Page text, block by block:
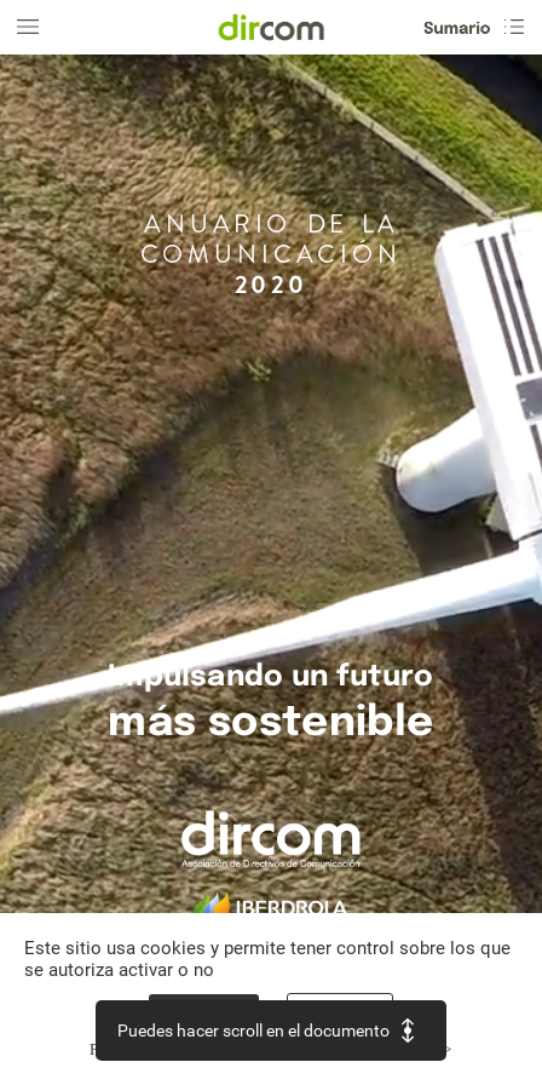
Este sitio usa cookies y permite tener control sobre los que
se autoriza activar o no
Política de confidencialidad Continuar sin aceptar >
ANUARIO DE LA
COMUNICACIÓN
2020
Impulsando un futuro
más sostenible
Puedes hacer scroll en el documento